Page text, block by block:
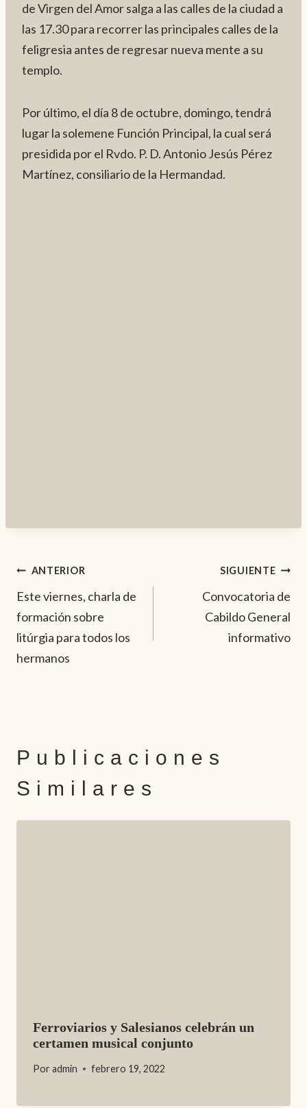
de Virgen del Amor salga a las calles de la ciudad a
las 17.30 para recorrer las principales calles de la
feligresia antes de regresar nueva mente a su
templo.
Por último, el día 8 de octubre, domingo, tendrá
lugar la solemene Función Principal, la cual será
presidida por el Rvdo. P. D. Antonio Jesús Pérez
Martínez, consiliario de la Hermandad.
Navegación
de
entradas
ANTERIOR
Este viernes, charla de
formación sobre
litúrgia para todos los
hermanos
SIGUIENTE
Convocatoria de
Cabildo General
informativo
Publicaciones
Similares
Ferroviarios y Salesianos celebrán un
certamen musical conjunto
Por admin febrero 19, 2022